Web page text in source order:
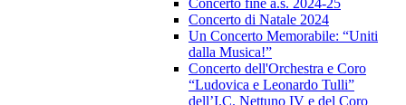
Concerto fine a.s. 2024-25
Concerto di Natale 2024
Un Concerto Memorabile: “Uniti
dalla Musica!”
Concerto dell'Orchestra e Coro
“Ludovica e Leonardo Tulli”
dell’I.C. Nettuno IV e del Coro